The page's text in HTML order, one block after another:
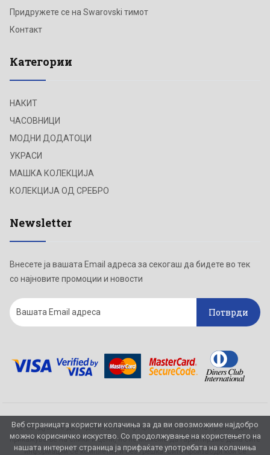
Веб страницата користи колачиња за да ви овозможиме најдобро
можно корисничко искуство. Со продолжување на користењето на
нашата интернет страница ја прифаќате употребата на колачиња
Придружете се на Swarovski тимот
Контакт
Категории
НАКИТ
ЧАСОВНИЦИ
МОДНИ ДОДАТОЦИ
УКРАСИ
МАШКА КОЛЕКЦИЈА
КОЛЕКЦИЈА ОД СРЕБРО
Newsletter
Внесете ја вашата Email адреса за секогаш да бидете во тек
со најновите промоции и новости
Потврди
Се обидуваме да бидеме што попрецизни во описот на производите,
прикажување на слики и цени, но не можеме да гарантираме дека сите
информации се комплетни и без грешка. Сите производи кои се